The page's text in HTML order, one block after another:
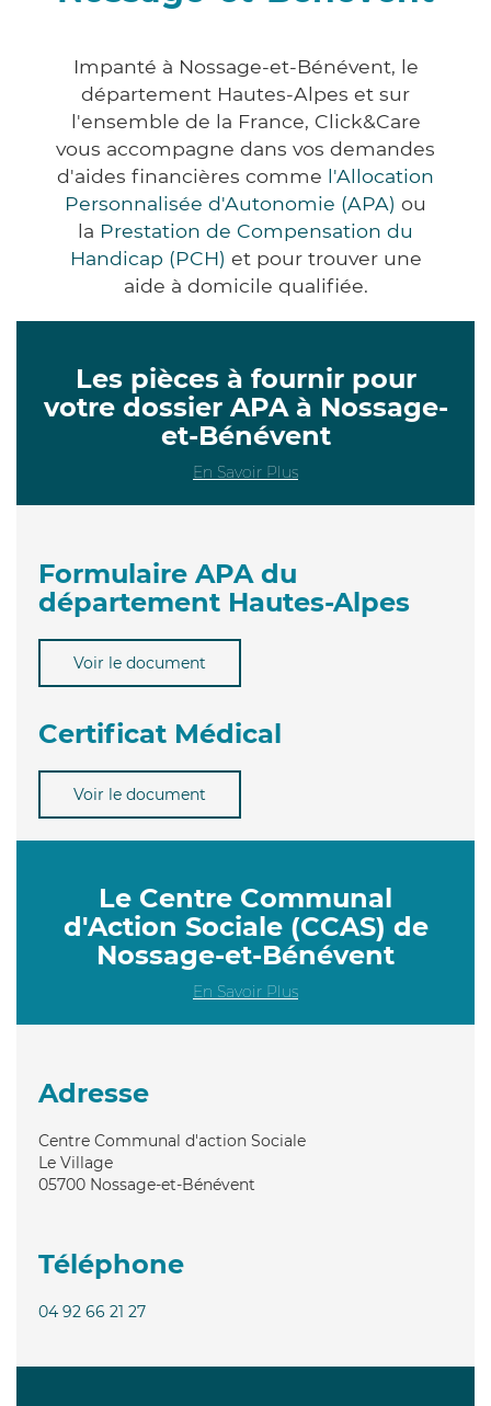
Impanté à Nossage-et-Bénévent, le
département Hautes-Alpes et sur
l'ensemble de la France, Click&Care
vous accompagne dans vos demandes
d'aides financières comme l'Allocation
Personnalisée d'Autonomie (APA) ou
la Prestation de Compensation du
Handicap (PCH) et pour trouver une
aide à domicile qualifiée.
Les pièces à fournir pour
votre dossier APA à Nossage-
et-Bénévent
En Savoir Plus
Formulaire APA du
département Hautes-Alpes
Voir le document
Certificat Médical
Voir le document
Le Centre Communal
d'Action Sociale (CCAS) de
Nossage-et-Bénévent
En Savoir Plus
Adresse
Centre Communal d'action Sociale
Le Village
05700 Nossage-et-Bénévent
Téléphone
04 92 66 21 27